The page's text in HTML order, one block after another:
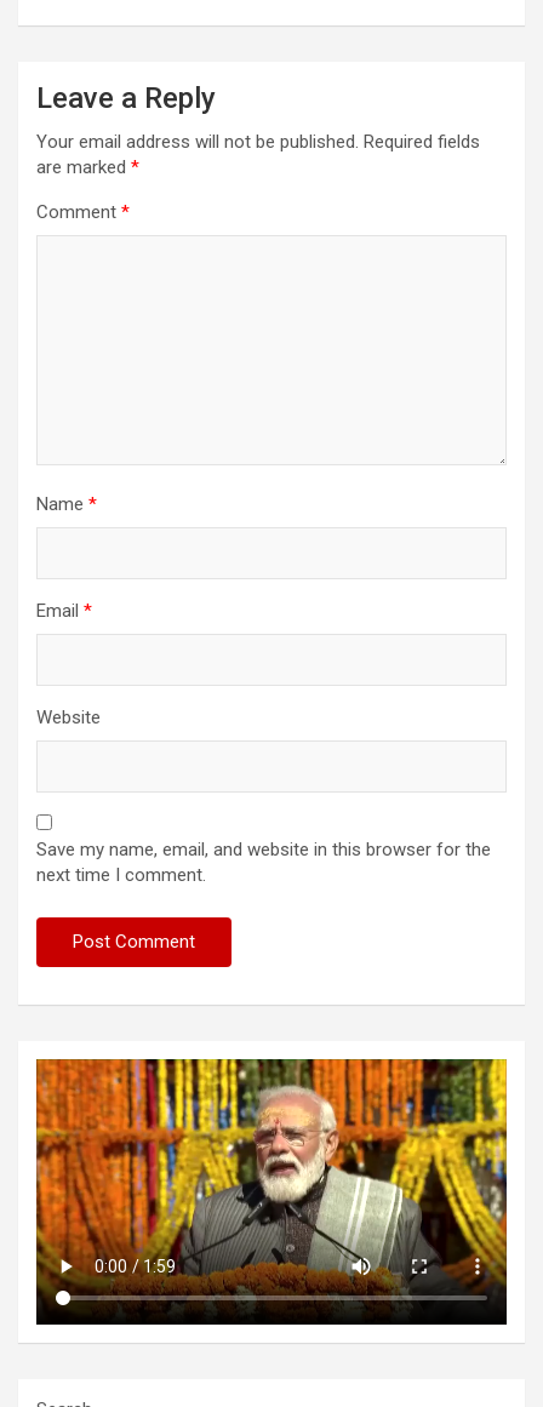
Leave a Reply
Your email address will not be published. Required fields
are marked *
Comment *
Name *
Email *
Website
Save my name, email, and website in this browser for the
next time I comment.